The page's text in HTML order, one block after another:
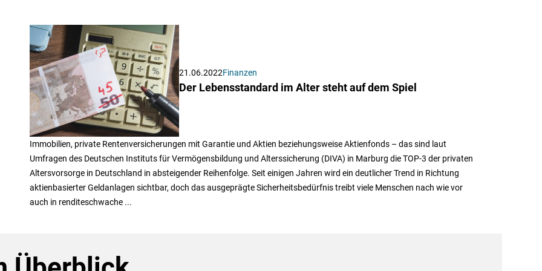
21.06.2022Finanzen
Der Lebensstandard im Alter steht auf dem Spiel
Immobilien, private Rentenversicherungen mit Garantie und Aktien beziehungsweise Aktienfonds – das sind laut
Umfragen des Deutschen Instituts für Vermögensbildung und Alterssicherung (DIVA) in Marburg die TOP-3 der privaten
Altersvorsorge in Deutschland in absteigender Reihenfolge. Seit einigen Jahren wird ein deutlicher Trend in Richtung
aktienbasierter Geldanlagen sichtbar, doch das ausgeprägte Sicherheitsbedürfnis treibt viele Menschen nach wie vor
auch in renditeschwache ...